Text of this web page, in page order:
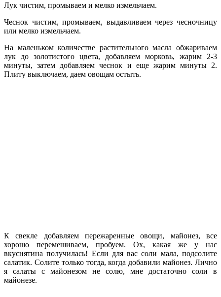
Лук чистим, промываем и мелко измельчаем.
Чеснок чистим, промываем, выдавливаем через чесночницу
или мелко измельчаем.
На маленьком количестве растительного масла обжариваем
лук до золотистого цвета, добавляем морковь, жарим 2-3
минуты, затем добавляем чеснок и еще жарим минуты 2.
Плиту выключаем, даем овощам остыть.
К свекле добавляем пережаренные овощи, майонез, все
хорошо перемешиваем, пробуем. Ох, какая же у нас
вкуснятина получилась! Если для вас соли мала, подсолите
салатик. Солите только тогда, когда добавили майонез. Лично
я салаты с майонезом не солю, мне достаточно соли в
майонезе.